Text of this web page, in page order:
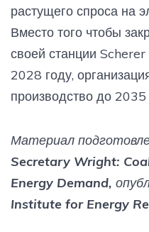
какой-то причине
хранящийся прямо
чрезвычайной
краткосрочную
чистый уголь. Итак,
многие люди даже не
Это может сделать
сделать его немного
очень силен как
чтобы иметь такое
больше угля, чем у
растущего спроса на
Вместо того чтобы
своей станции
2028 году,
производство до
Материал
Secretary Wright:
Energy Demand,
Institute for Energy